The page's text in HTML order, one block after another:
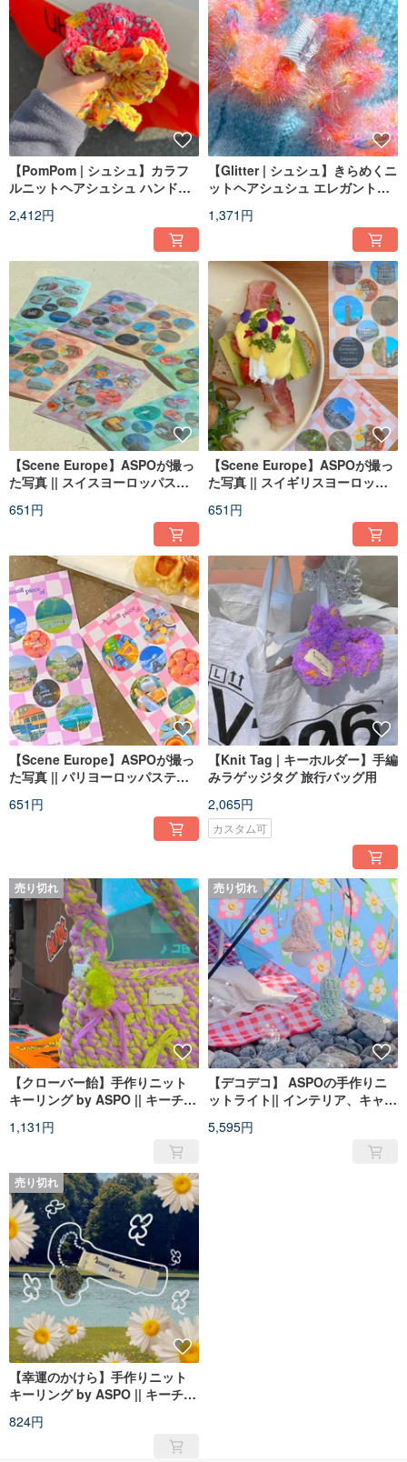
【PomPom | シュシュ】カラフ
ルニットヘアシュシュ ハンドメ
2,412円
【Glitter | シュシュ】きらめくニ
ットヘアシュシュ エレガントア
1,371円
【Scene Europe】ASPOが撮っ
た写真 || スイスヨーロッパステ
ョン
651円
【Scene Europe】ASPOが撮っ
た写真 || スイギリスヨーロッパ
ーション
651円
【Scene Europe】ASPOが撮っ
た写真 || パリヨーロッパステッ
ン
651円
【Knit Tag | キーホルダー】手編
みラゲッジタグ 旅行バッグ用
2,065円
カスタム可
売り切れ
【クローバー飴】手作りニット
キーリング by ASPO || キーチェ
クローバー
1,131円
売り切れ
【デコデコ】 ASPOの手作りニ
ットライト|| インテリア、キャン
5,595円
売り切れ
【幸運のかけら】手作りニット
キーリング by ASPO || キーチェ
クローバー
824円